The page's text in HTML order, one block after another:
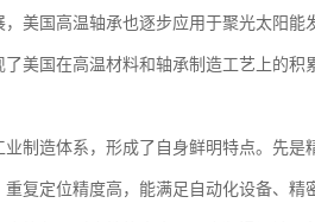
美国高温轴承也逐步应用于聚光太阳
美国在高温材料和轴承制造工艺上的
制造体系，形成了自身鲜明特点。先
复定位精度高，能满足自动化设备、